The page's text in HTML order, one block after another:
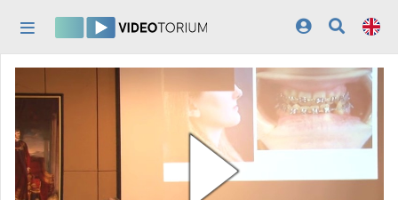
Log In
Discovery
Categories